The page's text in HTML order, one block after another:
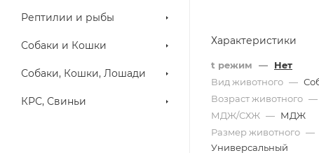
Рептилии и рыбы
Собаки и Кошки
Собаки, Кошки, Лошади
КРС, Свиньи
Характеристики
t режим —
Нет
Вид животного —
Возраст животного —
МДЖ/СХЖ — МДЖ
Размер животного —
Универсальный